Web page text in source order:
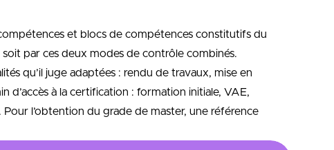
et blocs de compétences constitutifs du
par ces deux modes de contrôle combinés.
qu’il juge adaptées : rendu de travaux, mise en
d’accès à la certification : formation initiale, VAE,
l’obtention du grade de master, une référence